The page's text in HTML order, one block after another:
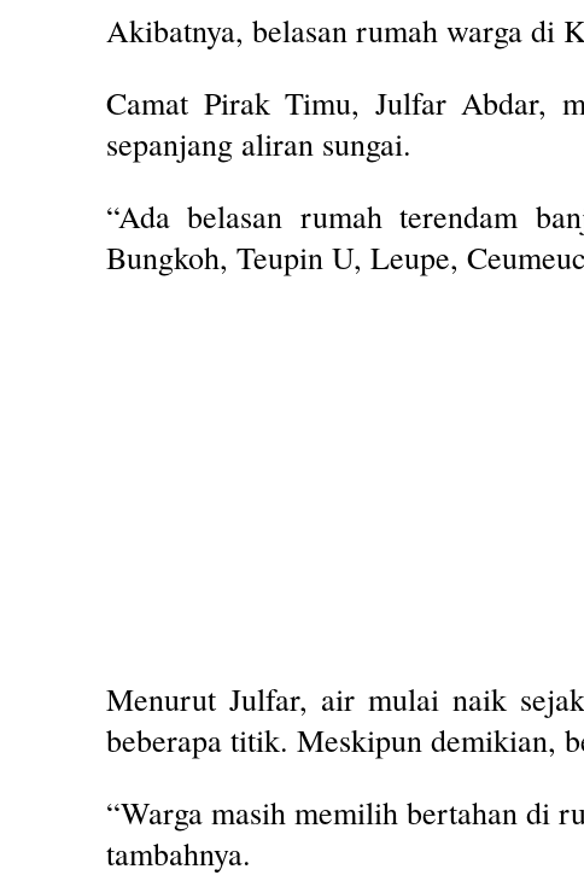
Akibatnya, belasan rumah warga di
Camat Pirak Timu, Julfar Abdar,
sepanjang aliran sungai.
“Ada belasan rumah terendam
Bungkoh, Teupin U, Leupe,
Menurut Julfar, air mulai naik
beberapa titik. Meskipun demikian,
“Warga masih memilih bertahan di
tambahnya.